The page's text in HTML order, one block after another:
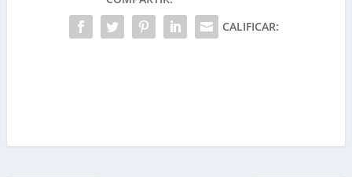
CALIFICAR: